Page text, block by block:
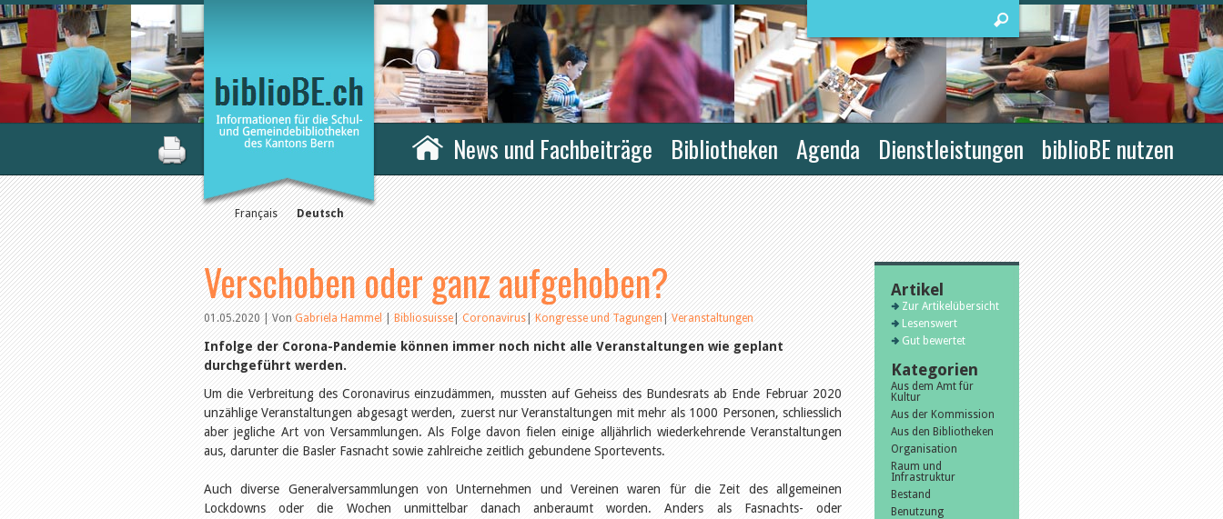
Français Deutsch
News und Fachbeiträge Bibliotheken Agenda Dienstleistungen biblioBE nutzen
Verschoben oder ganz aufgehoben?
01.05.2020 | VonGabriela Hammel|Bibliosuisse|Coronavirus|Kongresse und Tagungen|Veranstaltungen
Infolge der Corona-Pandemie können immer noch nicht alle Veranstaltungen wie geplant
durchgeführt werden.
Um die Verbreitung des Coronavirus einzudämmen, mussten auf Geheiss des Bundesrats ab Ende Februar 2020
unzählige Veranstaltungen abgesagt werden, zuerst nur Veranstaltungen mit mehr als 1000 Personen, schliesslich
aber jegliche Art von Versammlungen. Als Folge davon fielen einige alljährlich wiederkehrende Veranstaltungen
aus, darunter die Basler Fasnacht sowie zahlreiche zeitlich gebundene Sportevents.
Auch diverse Generalversammlungen von Unternehmen und Vereinen waren für die Zeit des allgemeinen
Lockdowns oder die Wochen unmittelbar danach anberaumt worden. Anders als Fasnachts- oder
Artikel
Zur Artikelübersicht
Lesenswert
Gut bewertet
Kategorien
Aus dem Amt für
Kultur
Aus der Kommission
Aus den Bibliotheken
Organisation
Raum und
Infrastruktur
Bestand
Benutzung